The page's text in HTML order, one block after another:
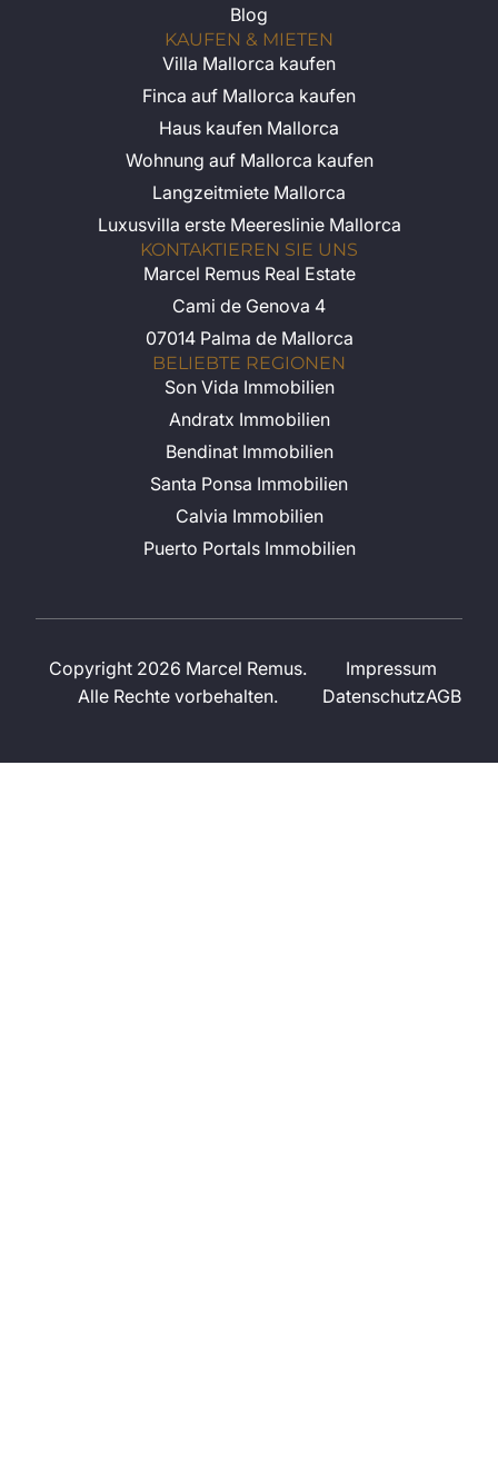
Blog
KAUFEN & MIETEN
Villa Mallorca kaufen
Finca auf Mallorca kaufen
Haus kaufen Mallorca
Wohnung auf Mallorca kaufen
Langzeitmiete Mallorca
Luxusvilla erste Meereslinie Mallorca
KONTAKTIEREN SIE UNS
Marcel Remus Real Estate
Cami de Genova 4
07014 Palma de Mallorca
BELIEBTE REGIONEN
Son Vida Immobilien
Andratx Immobilien
Bendinat Immobilien
Santa Ponsa Immobilien
Calvia Immobilien
Puerto Portals Immobilien
Copyright 2026 Marcel Remus.
Alle Rechte vorbehalten.
Impressum
DatenschutzAGB